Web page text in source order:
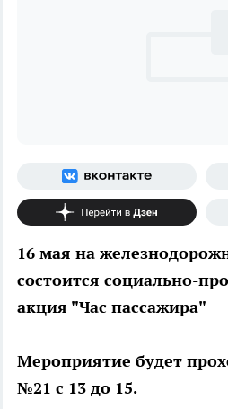
16 мая на
состоится социально-
акция "Час пассажира"
Мероприятие будет
№21 с 13 до 15.